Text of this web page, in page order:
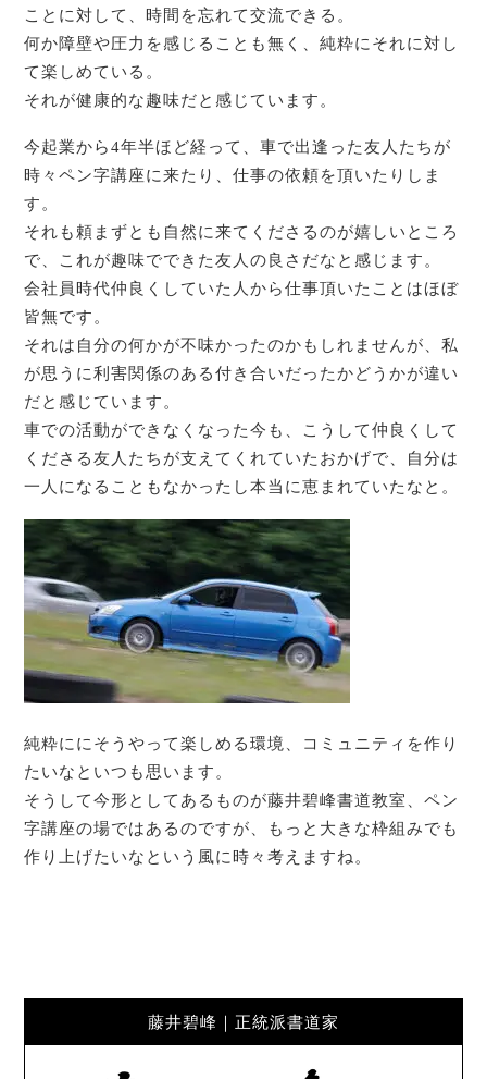
ことに対して、時間を忘れて交流できる。
何か障壁や圧力を感じることも無く、純粋にそれに対し
て楽しめている。
それが健康的な趣味だと感じています。
今起業から4年半ほど経って、車で出逢った友人たちが
時々ペン字講座に来たり、仕事の依頼を頂いたりしま
す。
それも頼まずとも自然に来てくださるのが嬉しいところ
で、これが趣味でできた友人の良さだなと感じます。
会社員時代仲良くしていた人から仕事頂いたことはほぼ
皆無です。
それは自分の何かが不味かったのかもしれませんが、私
が思うに利害関係のある付き合いだったかどうかが違い
だと感じています。
車での活動ができなくなった今も、こうして仲良くして
くださる友人たちが支えてくれていたおかげで、自分は
一人になることもなかったし本当に恵まれていたなと。
純粋ににそうやって楽しめる環境、コミュニティを作り
たいなといつも思います。
そうして今形としてあるものが藤井碧峰書道教室、ペン
字講座の場ではあるのですが、もっと大きな枠組みでも
作り上げたいなという風に時々考えますね。
藤井碧峰｜正統派書道家